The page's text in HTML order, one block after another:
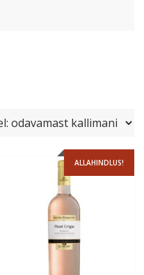
ALLAHINDLUS!